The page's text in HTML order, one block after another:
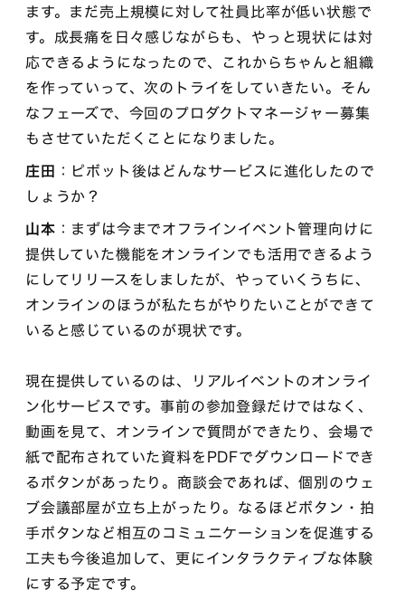
ます。まだ売上規模に対して社員比率が低い状態で
す。成長痛を日々感じながらも、やっと現状には対
応できるようになったので、これからちゃんと組織
を作っていって、次のトライをしていきたい。そん
なフェーズで、今回のプロダクトマネージャー募集
もさせていただくことになりました。
庄田 ：ピボット後はどんなサービスに進化したので
しょうか？
山本 ：まずは今までオフラインイベント管理向けに
提供していた機能をオンラインでも活用できるよう
にしてリリースをしましたが、やっていくうちに、
オンラインのほうが私たちがやりたいことができて
いると感じているのが現状です。
現在提供しているのは、リアルイベントのオンライ
ン化サービスです。事前の参加登録だけではなく、
動画を見て、オンラインで質問ができたり、会場で
紙で配布されていた資料をPDFでダウンロードでき
るボタンがあったり。商談会であれば、個別のウェ
ブ会議部屋が立ち上がったり。なるほどボタン・拍
手ボタンなど相互のコミュニケーションを促進する
工夫も今後追加して、更にインタラクティブな体験
にする予定です。